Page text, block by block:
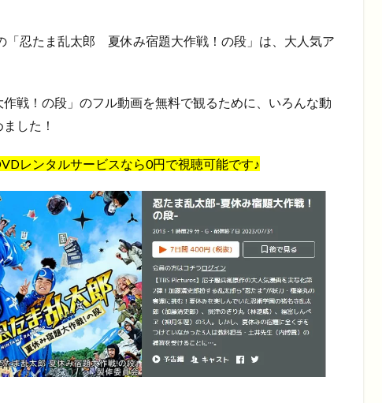
「忍たま乱太郎 夏休み宿題大作戦！の段」は、大人気ア
戦！の段」のフル動画を無料で観るために、いろんな動
した！
レンタルサービスなら0円で視聴可能です♪